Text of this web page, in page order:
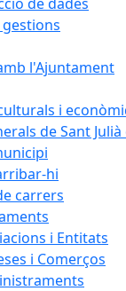
l'Ajuntament
i
de Sant
hi
carrers
i Entitats
i Comerços